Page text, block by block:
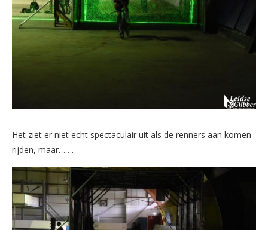
Het ziet er niet echt spectaculair uit als de renners aan komen
rijden, maar…….